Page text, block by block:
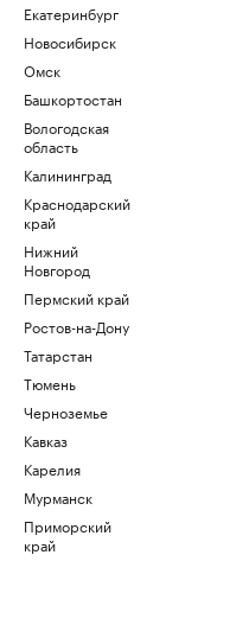
Екатеринбург
Новосибирск
Омск
Башкортостан
Вологодская
область
Калининград
Краснодарский
край
Нижний
Новгород
Пермский край
Ростов-на-Дону
Татарстан
Тюмень
Черноземье
Кавказ
Карелия
Мурманск
Приморский
край